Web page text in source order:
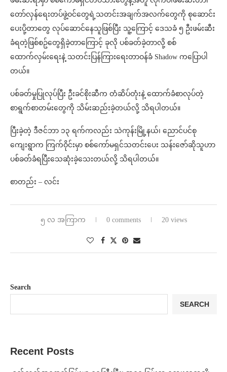
တော်လှန်ရေးတပ်ဖွဲ့ဝင်တွေရဲ့သတင်းအချက်အလက်တွေကို စုဆောင်း
ပေးပို့တာတွေ လုပ်ဆောင်နေသူဖြစ်ပြီး သူ့ကြောင့် ဒေသခံ ၅ ဦးဖမ်းဆီး
ခံရတဲ့ဖြစ်စဥ်တွေရှိခဲ့တာကြောင့် ခုလို ပစ်ခတ်ခဲ့တာလို့ စစ်
ထောက်လှမ်းရေးနဲ့ သတင်းပြန်ကြားရေးတာဝန်ခံ Shadow ကပြောပါ
တယ်။
ပစ်ခတ်မှုပြုလုပ်ပြီး ဦးခင်စိုးဆီက တံဆိပ်တုံးနဲ့ ထောက်ခံစာလုပ်တဲ့
စာရွက်စာတမ်းတွေကို သိမ်းဆည်းခဲ့တယ်လို့ သိရပါတယ်။
ပြီးခဲ့တဲ့ ဒီဇင်ဘာ ၁၃ ရက်ကလည်း သဲကုန်းမြို့နယ်၊ ညောင်ပင်စု
ကျေးရွာက ကြက်ဝိုင်းမှာ စစ်ကော်မရှင်သတင်းပေး သန်းဇော်ဆိုသူဟာ
ပစ်ခတ်ခံရပြီးသေဆုံးခဲ့သေးတယ်လို့ သိရပါတယ်။
စာတည်း – လင်း
၅ လ အကြာက 0 comments 20 views
Search
SEARCH
Recent Posts